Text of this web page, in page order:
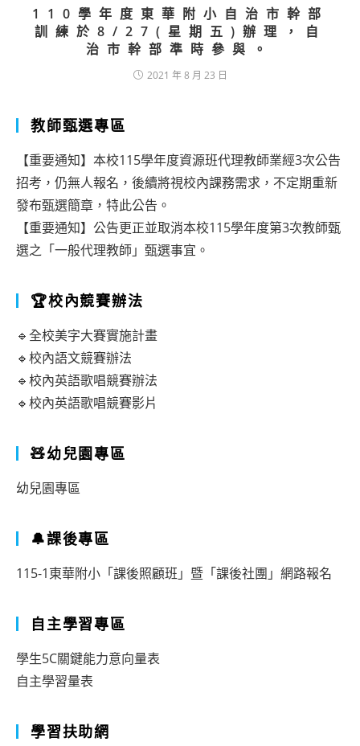
110學年度東華附小自治市幹部
訓練於8/27(星期五)辦理，自
治市幹部準時參與。
2021 年 8 月 23 日
教師甄選專區
【重要通知】本校115學年度資源班代理教師業經3次公告
招考，仍無人報名，後續將視校內課務需求，不定期重新
發布甄選簡章，特此公告。
【重要通知】公告更正並取消本校115學年度第3次教師甄
選之「一般代理教師」甄選事宜。
🏆校內競賽辦法
🔹全校美字大賽實施計畫
🔹校內語文競賽辦法
🔹校內英語歌唱競賽辦法
🔹校內英語歌唱競賽影片
🧸幼兒園專區
幼兒園專區
🔔課後專區
115-1東華附小「課後照顧班」暨「課後社團」網路報名
自主學習專區
學生5C關鍵能力意向量表
自主學習量表
學習扶助網